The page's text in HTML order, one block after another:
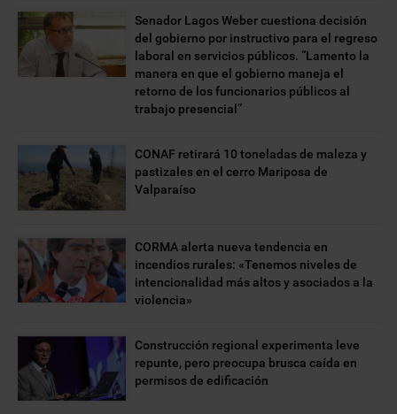
Senador Lagos Weber cuestiona decisión
del gobierno por instructivo para el regreso
laboral en servicios públicos. “Lamento la
manera en que el gobierno maneja el
retorno de los funcionarios públicos al
trabajo presencial”
CONAF retirará 10 toneladas de maleza y
pastizales en el cerro Mariposa de
Valparaíso
CORMA alerta nueva tendencia en
incendios rurales: «Tenemos niveles de
intencionalidad más altos y asociados a la
violencia»
Construcción regional experimenta leve
repunte, pero preocupa brusca caída en
permisos de edificación